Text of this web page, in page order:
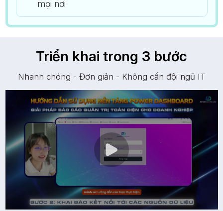
mọi nơi
Triển khai trong 3 bước
Nhanh chóng - Đơn giản - Không cần đội ngũ IT